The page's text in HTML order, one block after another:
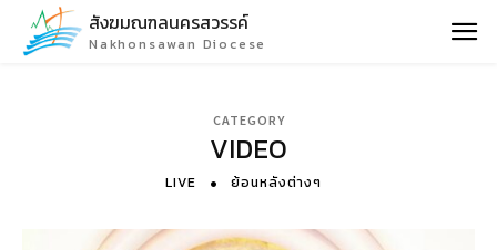
สังฆมณฑลนครสวรรค์
Nakhonsawan Diocese
CATEGORY
VIDEO
LIVE ย้อนหลังต่างๆ